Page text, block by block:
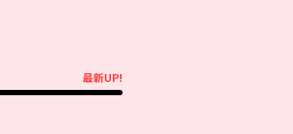
最新UP!